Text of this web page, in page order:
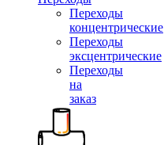
Переходы
концентрические
Переходы
эксцентрические
Переходы
на
заказ